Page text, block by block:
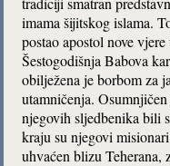
imama šijitskog islama.
postao apostol nove
Šestogodišnja Babova
obilježena je borbom za
utamničenja.
njegovih sljedbenika bili
kraju su njegovi
uhvaćen blizu Teherana,